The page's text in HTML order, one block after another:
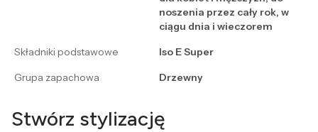
noszenia przez cały rok, w
ciągu dnia i wieczorem
Składniki podstawowe
Iso E Super
Grupa zapachowa
Drzewny
Stwórz stylizację